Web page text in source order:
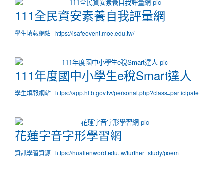
111全民資安素養自我評量網
111全民資安素養自我評量網
學生填報網站 | https://isafeevent.moe.edu.tw/
111年度國中小學生e稅Smart達人
111年度國中小學生e稅Smart達人
學生填報網站 | https://app.hltb.gov.tw/personal.php?class=participate
花蓮字音字形學習網
花蓮字音字形學習網
資訊學習資源 | https://hualienword.edu.tw/further_study/poem